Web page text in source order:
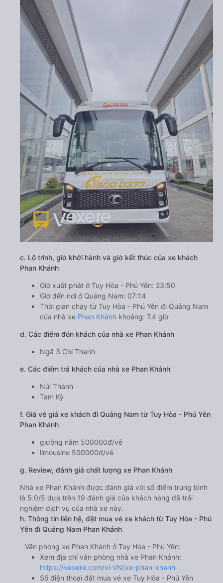
c. Lộ trình, giờ khởi hành và giờ kết thúc của xe khách
Phan Khánh
Giờ xuất phát ở Tuy Hòa - Phú Yên: 23:50
Giờ đến nơi ở Quảng Nam: 07:14
Thời gian chạy từ Tuy Hòa - Phú Yên đi Quảng Nam
của nhà xe Phan Khánh khoảng: 7.4 giờ
d. Các điểm đón khách của nhà xe Phan Khánh
Ngã 3 Chí Thạnh
e. Các điểm trả khách của nhà xe Phan Khánh
Núi Thành
Tam Kỳ
f. Giá vé giá xe khách đi Quảng Nam từ Tuy Hòa - Phú Yên
Phan Khánh
giường nằm 500000đ/vé
limousine 500000đ/vé
g. Review, đánh giá chất lượng xe Phan Khánh
Nhà xe Phan Khánh được đánh giá với số điểm trung bình
là 5.0/5 dựa trên 19 đánh giá của khách hàng đã trải
nghiệm dịch vụ của nhà xe này.
h. Thông tin liên hệ, đặt mua vé xe khách từ Tuy Hòa - Phú
Yên đi Quảng Nam Phan Khánh
Văn phòng xe Phan Khánh ở Tuy Hòa - Phú Yên:
Xem địa chỉ văn phòng nhà xe Phan Khánh:
https://vexere.com/vi-VN/xe-phan-khanh
Số điện thoại đặt mua vé xe Tuy Hòa - Phú Yên